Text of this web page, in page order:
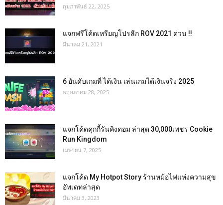
กุมภาพันธ์ 22, 2025
แจกฟรีโค้ดเหรียญโปรลีก ROV 2021 ด่วน !!
มีนาคม 21, 2021
6 อันดับเกมที่ ได้เงิน เล่นเกมได้เงินจริง 2025
พฤษภาคม 28, 2025
แจกโค้ดคุกกี้รันคิงดอม ล่าสุด 30,000เพชร Cookie
Run Kingdom
เมษายน 7, 2025
แจกโค้ด My Hotpot Story ร้านหม้อไฟแห่งความสุข
อัพเดทล่าสุด
มีนาคม 3, 2023